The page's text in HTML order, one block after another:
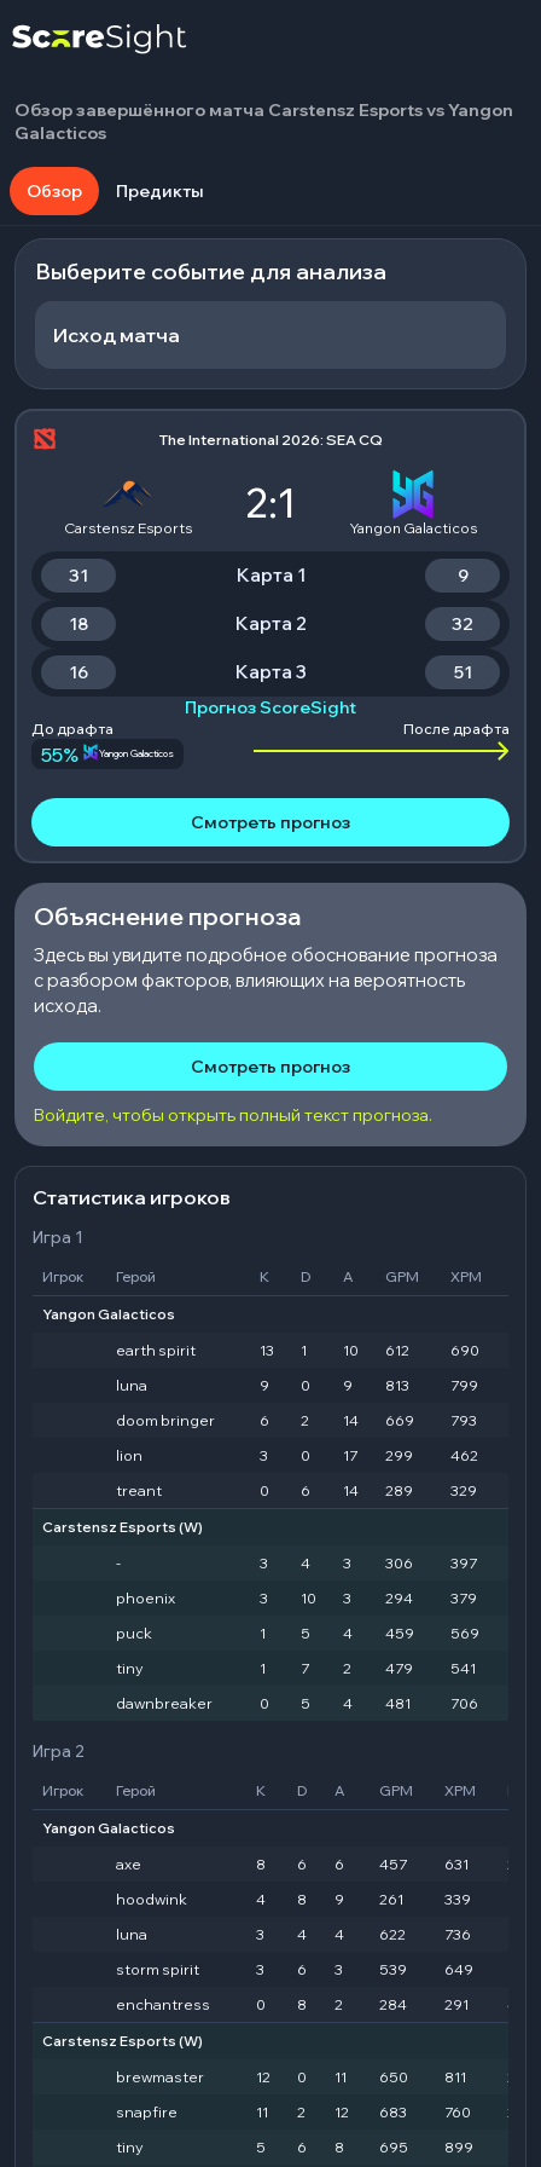
Обзор завершённого матча Carstensz Esports vs Yangon
Galacticos
Обзор Предикты
Выберите событие для анализа
Исход матча
The International 2026: SEA CQ
Carstensz Esports
2:1
Yangon Galacticos
31 Карта 1 9
18 Карта 2 32
16 Карта 3
51
Прогноз ScoreSight
До драфта После драфта
55% Yangon Galacticos
Смотреть прогноз
Объяснение прогноза
Здесь вы увидите подробное обоснование прогноза
с разбором факторов, влияющих на вероятность
исхода.
Смотреть прогноз
Войдите, чтобы открыть полный текст прогноза.
Статистика игроков
Игра 1
Игрок Герой K D A GPM XPM
Yangon Galacticos
earth spirit
13 1 10 612 690
luna
9 0 9 813 799
doom bringer
6 2 14 669 793
lion
3 0 17 299 462
treant
0 6 14 289 329
Carstensz Esports (W)
-
3 4 3 306 397
phoenix
3 10 3 294 379
puck
1 5 4 459 569
tiny
1 7 2 479 541
dawnbreaker
0 5 4 481 706
Игра 2
Игрок Герой K D A GPM XPM
Yangon Galacticos
axe
8 6 6 457 631
hoodwink
4 8 9 261 339
luna
3 4 4 622 736
storm spirit
3 6 3 539 649
enchantress
0 8 2 284 291
4401
Carstensz Esports (W)
brewmaster
12 0 11 650 811
snapfire
11 2 12 683 760
tiny
5 6 8 695 899